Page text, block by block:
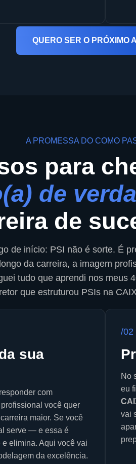
QUERO SER O PRÓXIMO
A PROMESSA DO COMO
para
de
de
de início: PSI não é sorte. É
da carreira, a imagem
tudo que aprendi nos meus
que estruturou PSIs na
sua
com
você quer
maior. Se você
serve — e essa é
elimina. Aqui você vai
da excelência.
/02
No
eu
vai